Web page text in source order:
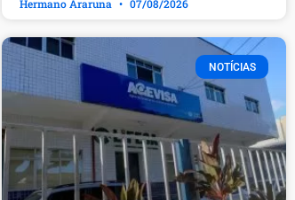
Hermano Araruna 07/08/2026
NOTÍCIAS